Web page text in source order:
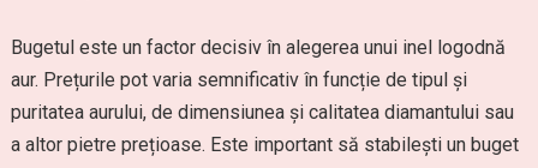
Bugetul este un factor decisiv în alegerea unui inel logodnă
aur. Prețurile pot varia semnificativ în funcție de tipul și
puritatea aurului, de dimensiunea și calitatea diamantului sau
a altor pietre prețioase. Este important să stabilești un buget